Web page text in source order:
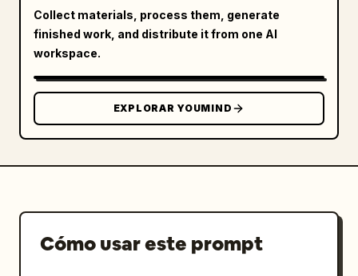
Collect materials, process them, generate
finished work, and distribute it from one AI
workspace.
EXPLORAR YOUMIND
Cómo usar este prompt